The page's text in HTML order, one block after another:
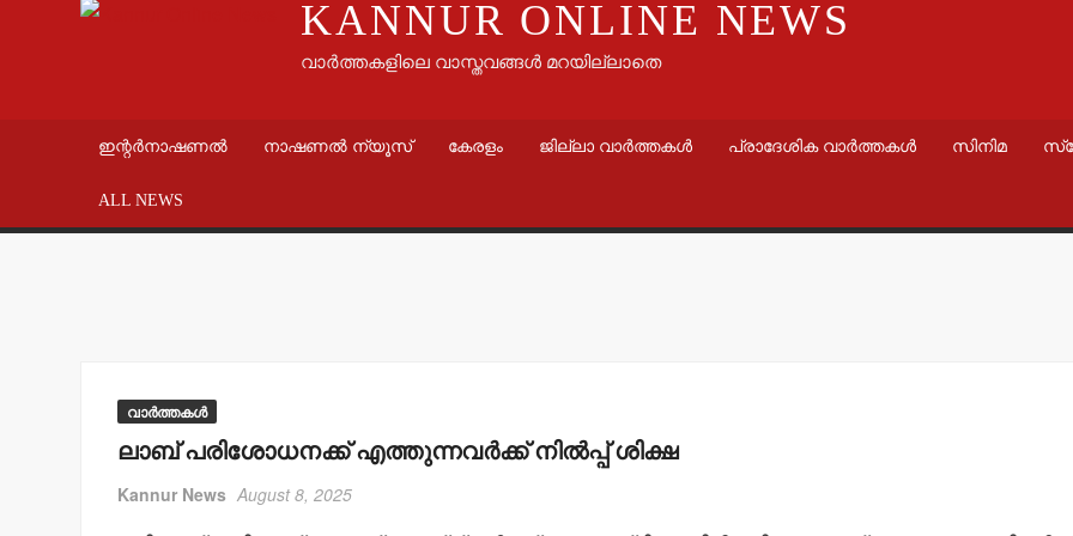
KANNUR ONLINE NEWS
വാർത്തകളിലെ വാസ്തവങ്ങൾ മറയില്ലാതെ
ഇന്റർനാഷണൽ നാഷണൽ ന്യൂസ് കേരളം ജില്ലാ വാർത്തകൾ പ്രാദേശിക വാർത്തകൾ സിനിമ
ALL NEWS
വാർത്തകൾ
ലാബ് പരിശോധനക്ക് എത്തുന്നവർക്ക് നിൽപ്പ് ശിക്ഷ
Kannur News August 8, 2025